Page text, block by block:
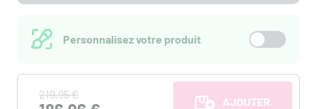
Personnalisez votre produit
219,95 €
AJOUTER AU